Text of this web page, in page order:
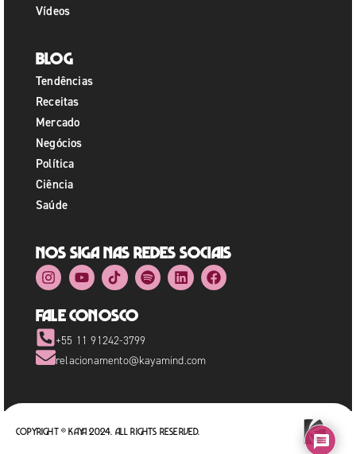
Vídeos
Blog
Tendências
Receitas
Mercado
Negócios
Política
Ciência
Saúde
Nos siga nas redes sociais
Fale Conosco
+55 11 91242-3799
relacionamento@kayamind.com
Copyright © Kaya 2024. All rights reserved.